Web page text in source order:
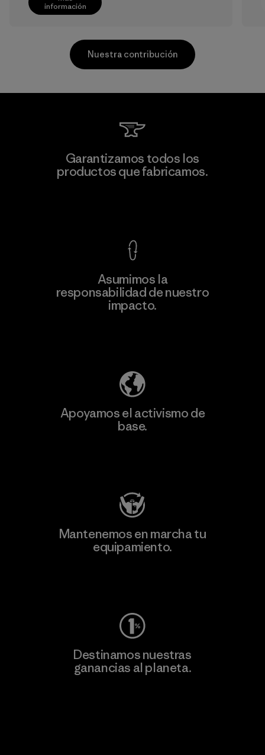
información
información
Downlite
Material-supplier
Nuestra contribución
Garantizamos todos los
productos que fabricamos.
Asumimos la
responsabilidad de nuestro
impacto.
Apoyamos el activismo de
base.
Mantenemos en marcha tu
equipamiento.
Destinamos nuestras
ganancias al planeta.